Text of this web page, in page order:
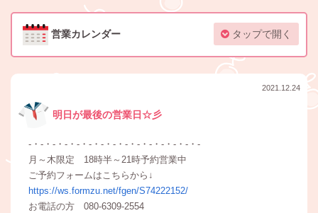
営業カレンダー タップで開く
2021.12.24
明日が最後の営業日☆彡
-・-・-・-・-・-・-・-・-・-・-・-・-・-・-
月～木限定 18時半～21時予約営業中
ご予約フォームはこちらから↓
https://ws.formzu.net/fgen/S74222152/
お電話の方 080-6309-2554